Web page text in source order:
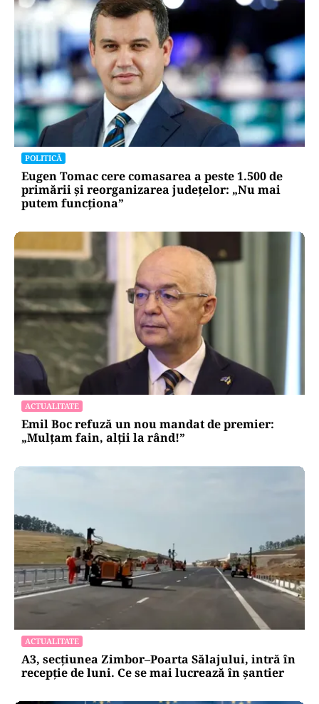
POLITICĂ
Eugen Tomac cere comasarea a peste 1.500 de
primării și reorganizarea județelor: „Nu mai
putem funcționa”
ACTUALITATE
Emil Boc refuză un nou mandat de premier:
„Mulțam fain, alții la rând!”
ACTUALITATE
A3, secțiunea Zimbor–Poarta Sălajului, intră în
recepție de luni. Ce se mai lucrează în șantier